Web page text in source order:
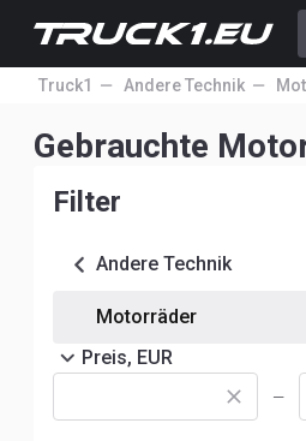
Truck1 Andere Technik
Gebrauchte
Filter
Andere Technik
Motorräder
Preis, EUR
—